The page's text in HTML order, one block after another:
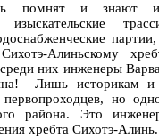
помнят и знают
партии,
Алиньскому
них инженеры
Лишь историкам и
но
района. Это
хребта Сихотэ-Алинь.